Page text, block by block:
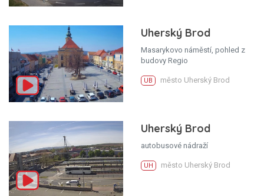
Uherský Brod
Masarykovo náměstí, pohled z
budovy Regio
UB město Uherský Brod
Uherský Brod
autobusové nádraží
UH město Uherský Brod